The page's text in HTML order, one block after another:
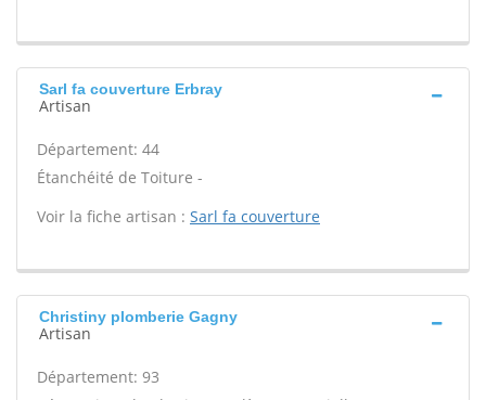
Sarl fa couverture Erbray
Artisan
Département: 44
Étanchéité de Toiture -
Voir la fiche artisan : Sarl fa couverture
Christiny plomberie Gagny
Artisan
Département: 93